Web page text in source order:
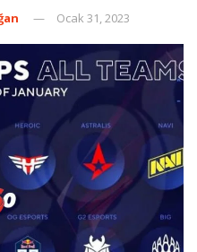
Ocak 31, 2023